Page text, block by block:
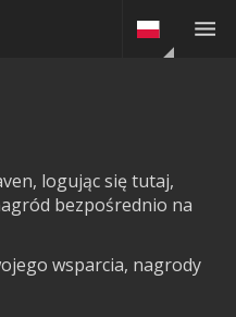
logując się tutaj,
bezpośrednio na
wsparcia, nagrody